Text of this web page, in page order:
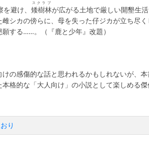
避け、 矮樹林
スクラブ
が広がる土地で厳しい開墾生
シカの傍らに、母を失った仔ジカが立ち尽
する……。（『鹿と少年』改題）
けの感傷的な話と思われるかもしれないが、
格的な「大人向け」の小説として楽しめる傑
り